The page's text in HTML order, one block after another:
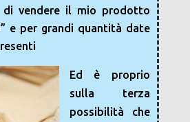
di vendere il mio prodotto
e per grandi quantità date
Ed è proprio
sulla terza
possibilità che